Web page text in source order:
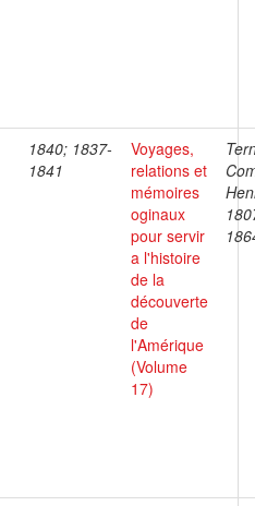
1840; 1837-
1841
Voyages,
relations et
mémoires
oginaux
pour servir
a l'histoire
de la
découverte
de
l'Amérique
(Volume
17)